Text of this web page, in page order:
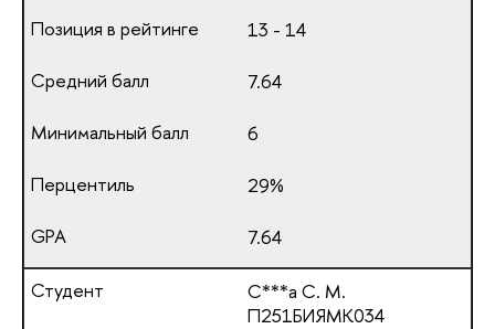
13 - 14
7.64
6
29%
7.64
С***а С. М.
П251БИЯМК034